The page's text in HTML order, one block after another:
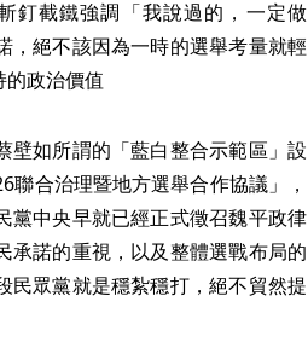
釘截鐵強調「我說過的，一定做
，絕不該因為一時的選舉考量就輕
政治價值
壁如所謂的「藍白整合示範區」設
合治理暨地方選舉合作協議」，
黨中央早就已經正式徵召魏平政律
承諾的重視，以及整體選戰布局的
民眾黨就是穩紮穩打，絕不貿然提